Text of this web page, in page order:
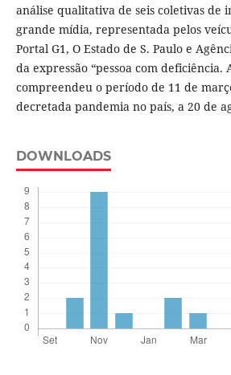
análise qualitativa de seis coletivas de
grande mídia, representada pelos
Portal G1, O Estado de S. Paulo e
da expressão “pessoa com deficiência.
compreendeu o período de 11 de
decretada pandemia no país, a 20 de
DOWNLOADS